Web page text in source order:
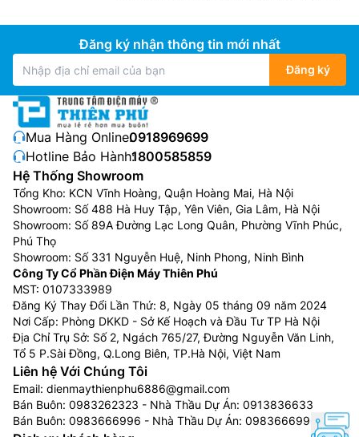
Đăng ký nhận thông tin mới nhất
Đăng ký
Mua Hàng Online:0918969699
Hotline Bảo Hành:1800585859
Hệ Thống Showroom
Tổng Kho: KCN Vĩnh Hoàng, Quận Hoàng Mai, Hà Nội
Showroom: Số 488 Hà Huy Tập, Yên Viên, Gia Lâm, Hà Nội
Showroom: Số 89A Đường Lạc Long Quân, Phường Vĩnh Phúc,
Phú Thọ
Showroom: Số 331 Nguyễn Huệ, Ninh Phong, Ninh Bình
Công Ty Cổ Phần Điện Máy Thiên Phú
MST: 0107333989
Đăng Ký Thay Đổi Lần Thứ: 8, Ngày 05 tháng 09 năm 2024
Nơi Cấp: Phòng DKKD - Sở Kế Hoạch và Đầu Tư TP Hà Nội
Địa Chỉ Trụ Sở: Số 2, Ngách 765/27, Đường Nguyễn Văn Linh,
Tổ 5 P.Sài Đồng, Q.Long Biên, TP.Hà Nội, Việt Nam
Liên hệ Với Chúng Tôi
Email: dienmaythienphu6886@gmail.com
Bán Buôn: 0983262323 - Nhà Thầu Dự Án: 0913836633
Bán Buôn: 0983666996 - Nhà Thầu Dự Án: 0983666996